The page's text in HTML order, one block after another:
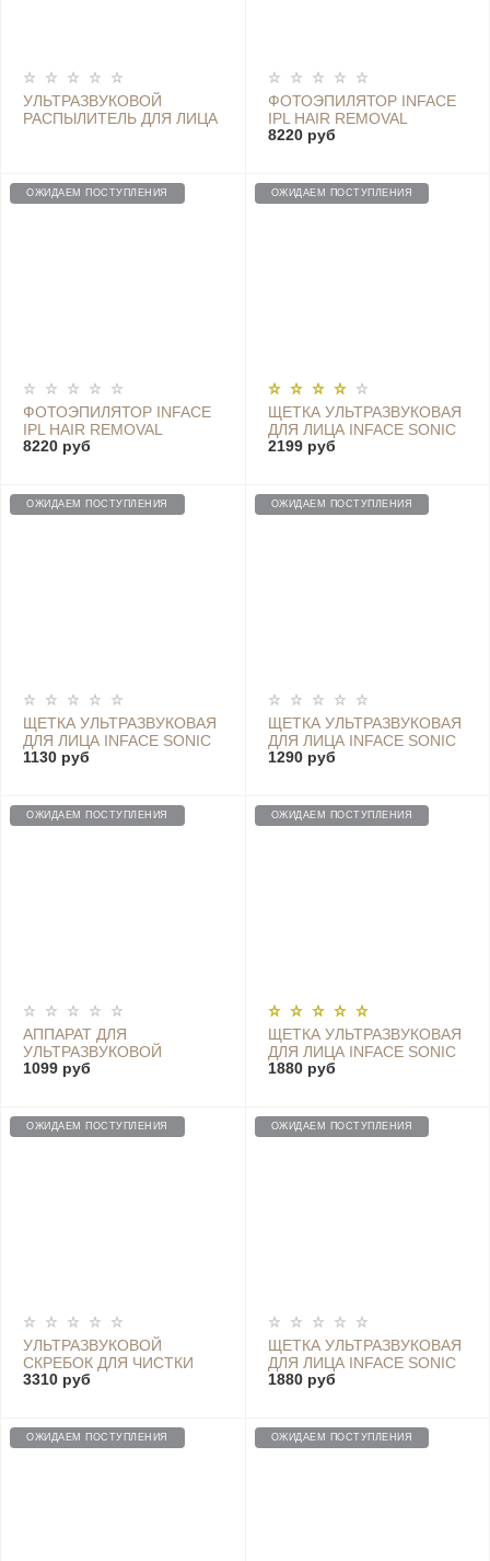
УЛЬТРАЗВУКОВОЙ
РАСПЫЛИТЕЛЬ ДЛЯ ЛИЦА
ФОТОЭПИЛЯТОР INFACE
IPL HAIR REMOVAL
APPARATUS - ZH-01D
8220 руб
ОЖИДАЕМ ПОСТУПЛЕНИЯ
ФОТОЭПИЛЯТОР INFACE
IPL HAIR REMOVAL
APPARATUS - ZH-01D
8220 руб
ОЖИДАЕМ ПОСТУПЛЕНИЯ
ЩЕТКА УЛЬТРАЗВУКОВАЯ
ДЛЯ ЛИЦА INFACE SONIC
CLEAN 2, КРАСНЫЙ
2199 руб
ОЖИДАЕМ ПОСТУПЛЕНИЯ
ЩЕТКА УЛЬТРАЗВУКОВАЯ
ДЛЯ ЛИЦА INFACE SONIC
CLEAN, СИНЯЯ - MS2010
1130 руб
ОЖИДАЕМ ПОСТУПЛЕНИЯ
ЩЕТКА УЛЬТРАЗВУКОВАЯ
ДЛЯ ЛИЦА INFACE SONIC
CLEAN, ЗЕЛЕНЫЙ
1290 руб
ОЖИДАЕМ ПОСТУПЛЕНИЯ
АППАРАТ ДЛЯ
УЛЬТРАЗВУКОВОЙ
ЧИСТКИ ЛИЦА INFACE
BROWN
1099 руб
ОЖИДАЕМ ПОСТУПЛЕНИЯ
ЩЕТКА УЛЬТРАЗВУКОВАЯ
ДЛЯ ЛИЦА INFACE SONIC
CLEAN, СЕРЫЙ
1880 руб
ОЖИДАЕМ ПОСТУПЛЕНИЯ
УЛЬТРАЗВУКОВОЙ
СКРЕБОК ДЛЯ ЧИСТКИ
ЛИЦА INFACE
MS7100 WHITE
3310 руб
ОЖИДАЕМ ПОСТУПЛЕНИЯ
ЩЕТКА УЛЬТРАЗВУКОВАЯ
ДЛЯ ЛИЦА INFACE SONIC
CLEAN, РОЗОВЫЙ
1880 руб
ОЖИДАЕМ ПОСТУПЛЕНИЯ ОЖИДАЕМ ПОСТУПЛЕНИЯ